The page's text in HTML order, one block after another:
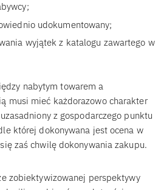
udokumentowany;
wyjątek z katalogu zawartego w
nabytym towarem a
musi mieć każdorazowo charakter
z gospodarczego punktu
której dokonywana jest ocena w
zaś chwilę dokonywania zakupu.
zobiektywizowanej perspektywy